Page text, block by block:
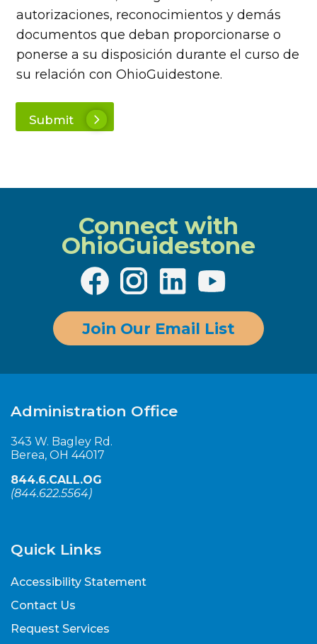
autorizaciones, reconocimientos y demás
documentos que deban proporcionarse o
ponerse a su disposición durante el curso de
su relación con OhioGuidestone.
Submit
Connect with
OhioGuidestone
Join Our Email List
Administration Office
343 W. Bagley Rd.
Berea, OH 44017
844.6.CALL.OG
(844.622.5564)
Quick Links
Accessibility Statement
Contact Us
Request Services